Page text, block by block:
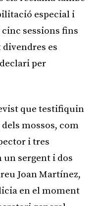
especial i
sessions fins
es
per
que testifiquin
mossos, com
i tres
un sergent i dos
Joan Martínez,
en el moment